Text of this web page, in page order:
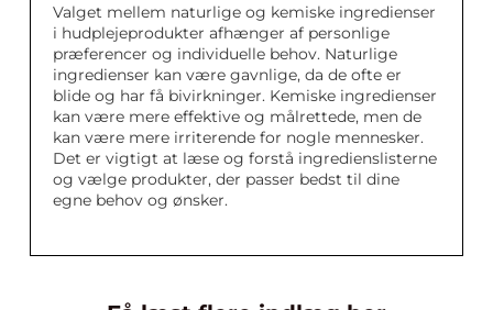
Valget mellem naturlige og kemiske ingredienser
i hudplejeprodukter afhænger af personlige
præferencer og individuelle behov. Naturlige
ingredienser kan være gavnlige, da de ofte er
blide og har få bivirkninger. Kemiske ingredienser
kan være mere effektive og målrettede, men de
kan være mere irriterende for nogle mennesker.
Det er vigtigt at læse og forstå ingredienslisterne
og vælge produkter, der passer bedst til dine
egne behov og ønsker.